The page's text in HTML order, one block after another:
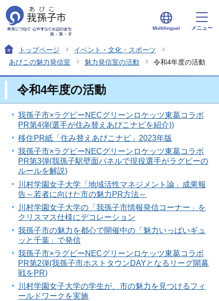
Multilingual メニュー
トップページ
イベント・文化・スポーツ
あびこの魅力発信室
魅力発信室の活動 令和4年度の活動
令和4年度の活動
我孫子市×ラグビーNECグリーンロケッツ東葛コラボ
PR第4弾(選手が住み替えあびこナビを紹介))
移住PR紙「住み替えあびこナビ」2023年版
我孫子市×ラグビーNECグリーンロケッツ東葛コラボ
PR第3弾(我孫子駅壁面パネルで現役選手がラグビーの
ルールを解説)
川村学園女子大学「地域活性マネジメント論」成果報
告～若者に向けた市の魅力PR方法～
川村学園女子大学の「我孫子市情報発信コーナー」を
クリスマス仕様にデコレーション
我孫子市の魅力を都心で開催中の「魅力いっぱいギュ
ッと千葉」で発信
我孫子市×ラグビーNECグリーンロケッツ東葛コラボ
PR第2弾(我孫子市ホストタウンDAYとなるリーグ開幕
戦をPR)
川村学園女子大学の学生が、市の魅力を見つけるフィ
ールドワークを実施